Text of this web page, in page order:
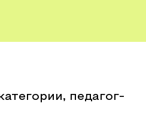
педагог-